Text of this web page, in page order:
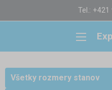
Tel.:
Všetky rozmery stanov